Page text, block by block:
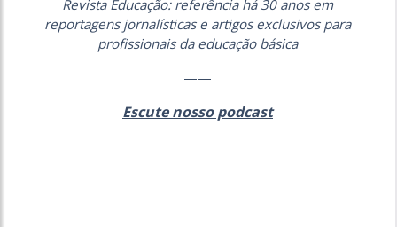
Revista Educação: referência há 30 anos em
reportagens jornalísticas e artigos exclusivos para
profissionais da educação básica
——
Escute nosso podcast